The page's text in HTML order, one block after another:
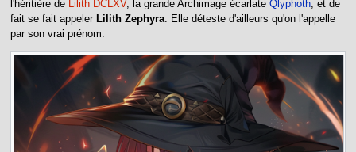
à
la
navigation
à
la
recherche
l'héritière de
Lilith DCLXV, la grande Archimage écarlate Qlyphoth, et de
fait se fait appeler Lilith Zephyra. Elle déteste d'ailleurs qu'on l'appelle
par son vrai prénom.